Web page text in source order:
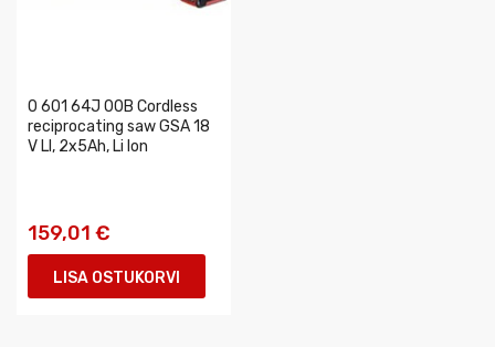
0 601 64J 00B Cordless
reciprocating saw GSA 18
V LI, 2x5Ah, Li Ion
159,01 €
LISA OSTUKORVI